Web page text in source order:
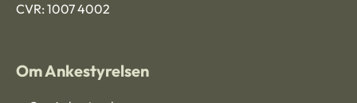
CVR: 1007 4002
Om Ankestyrelsen